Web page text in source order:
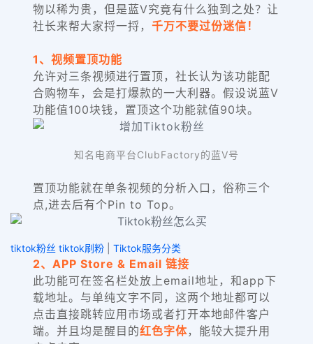
物以稀为贵，但是蓝V究竟有什么独到之处？让
社长来帮大家捋一捋， 千万不要过份迷信！
1、视频置顶功能
允许对三条视频进行置顶，社长认为该功能配
合购物车，会是打爆款的一大利器。假设说蓝V
功能值100块钱，置顶这个功能就值90块。
知名电商平台ClubFactory的蓝V号
置顶功能就在单条视频的分析入口，俗称三个
点,进去后有个Pin to Top。
tiktok粉丝 tiktok刷粉 Tiktok服务分类
2、APP Store & Email 链接
此功能可在签名栏处放上email地址，和app下
载地址。与单纯文字不同，这两个地址都可以
点击直接跳转应用市场或者打开本地邮件客户
端。并且均是醒目的红色字体，能较大提升用